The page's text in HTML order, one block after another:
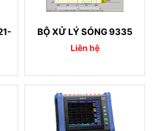
BỘ XỬ LÝ SÓNG 9335
Liên hệ